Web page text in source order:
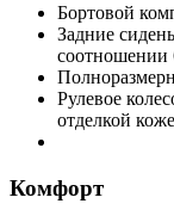
Бортовой
Задние
соотношении
Рулевое
отделкой
Комфорт